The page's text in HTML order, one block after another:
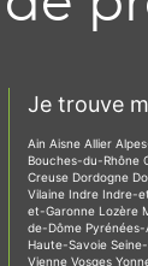
Je trouve
Ain Aisne Allier
Bouches-du-Rhône
Creuse Dordogne
Vilaine Indre Indre-
et-Garonne Lozère
de-Dôme
Haute-Savoie
Vienne Vosges